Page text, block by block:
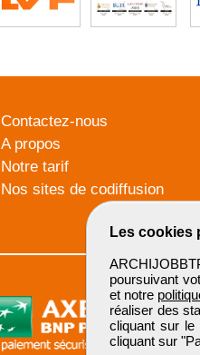
Les cookies
poursuivant
et notre
réaliser des
cliquant sur le
cliquant sur
Contactez-nous
A propos
Notre tarif
Nos sites de codiffusion